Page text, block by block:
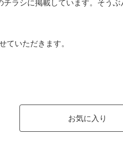
ラシに掲載しています。そう
いただきます。
お気に入り